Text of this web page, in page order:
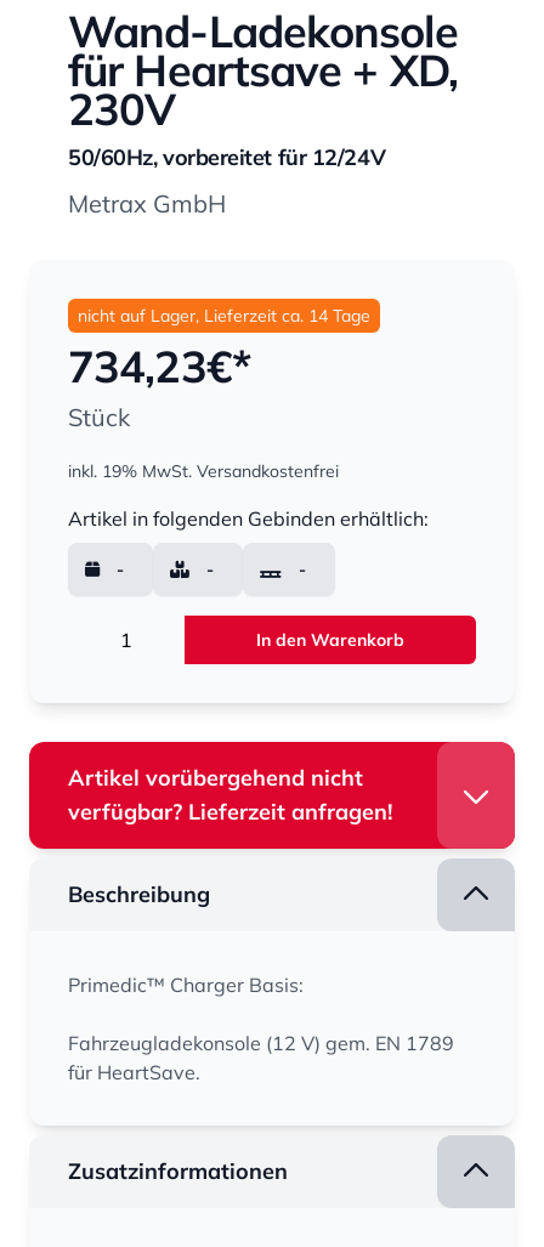
Wand-Ladekonsole
für Heartsave + XD,
230V
50/60Hz, vorbereitet für 12/24V
Metrax GmbH
nicht auf Lager, Lieferzeit ca. 14 Tage
734,23€*
Stück
inkl. 19% MwSt. Versandkostenfrei
Artikel in folgenden Gebinden erhältlich:
- - -
In den Warenkorb
Artikel vorübergehend nicht
verfügbar? Lieferzeit anfragen!
Beschreibung
Primedic™ Charger Basis:
Fahrzeugladekonsole (12 V) gem. EN 1789
für HeartSave.
Zusatzinformationen